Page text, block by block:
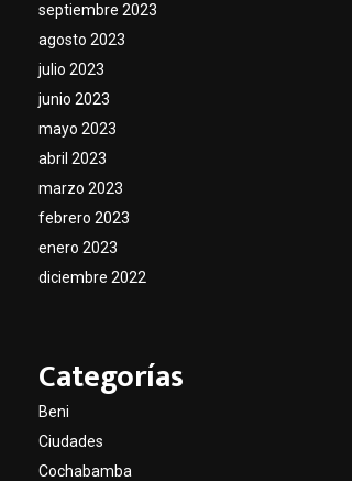
septiembre 2023
agosto 2023
julio 2023
junio 2023
mayo 2023
abril 2023
marzo 2023
febrero 2023
enero 2023
diciembre 2022
Categorías
Beni
Ciudades
Cochabamba